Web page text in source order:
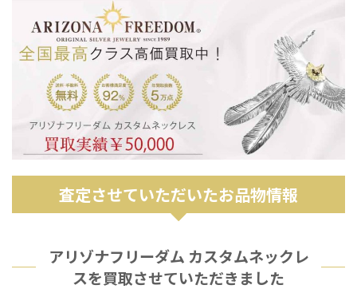
査定させていただいたお品物情報
アリゾナフリーダム カスタムネックレ
スを買取させていただきました